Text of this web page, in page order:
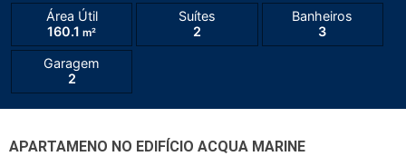
Área Útil
160.1 m²
Suítes
2
Banheiros
3
Garagem
2
APARTAMENO NO EDIFÍCIO ACQUA MARINE